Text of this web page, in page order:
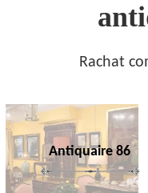
Rachat
Antiquaire 86